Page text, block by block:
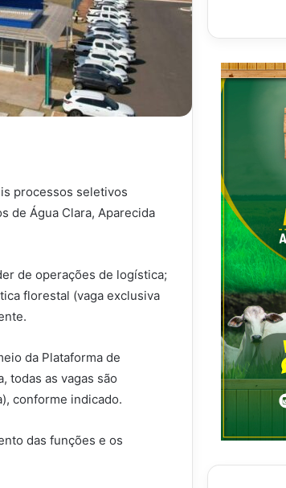
processos seletivos
de Água Clara, Aparecida
de operações de logística;
florestal (vaga exclusiva
da Plataforma de
todas as vagas são
conforme indicado.
das funções e os